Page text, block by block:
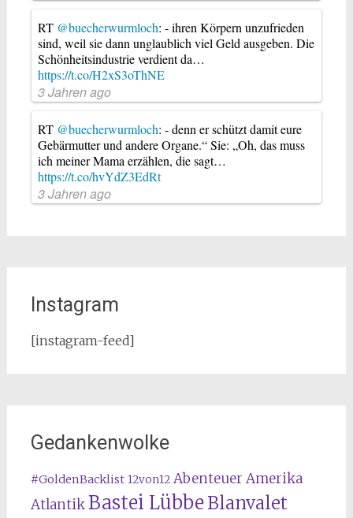
RT @buecherwurmloch: - ihren Körpern unzufrieden
sind, weil sie dann unglaublich viel Geld ausgeben. Die
Schönheitsindustrie verdient da…
https://t.co/H2xS3oThNE
3 Jahren ago
RT @buecherwurmloch: - denn er schützt damit eure
Gebärmutter und andere Organe.“ Sie: „Oh, das muss
ich meiner Mama erzählen, die sagt…
https://t.co/hvYdZ3EdRt
3 Jahren ago
Instagram
[instagram-feed]
Gedankenwolke
#GoldenBacklist 12von12 Abenteuer Amerika
Atlantik Bastei LübbeBlanvalet